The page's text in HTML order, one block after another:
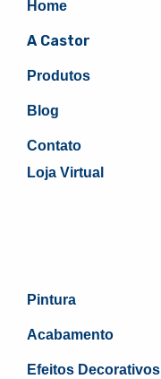
Home
A Castor
Produtos
Blog
Contato
Loja Virtual
Pintura
Acabamento
Efeitos Decorativos